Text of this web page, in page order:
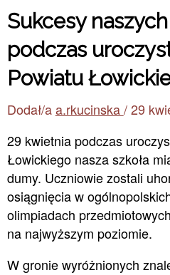
Sukcesy
podczas
Powiatu
Dodał/a a.rkucinska/29
29 kwietnia podczas
Łowickiego nasza szkoła
dumy. Uczniowie zostali
osiągnięcia w
olimpiadach
na najwyższym poziomie.
W gronie wyróżnionych